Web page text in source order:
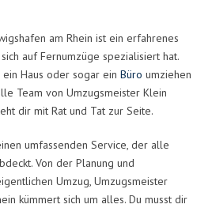
am Rhein ist ein erfahrenes
auf Fernumzüge spezialisiert hat.
Haus oder sogar ein Büro umziehen
Team von Umzugsmeister Klein
dir mit Rat und Tat zur Seite.
umfassenden Service, der alle
Von der Planung und
Umzug, Umzugsmeister
kümmert sich um alles. Du musst dir